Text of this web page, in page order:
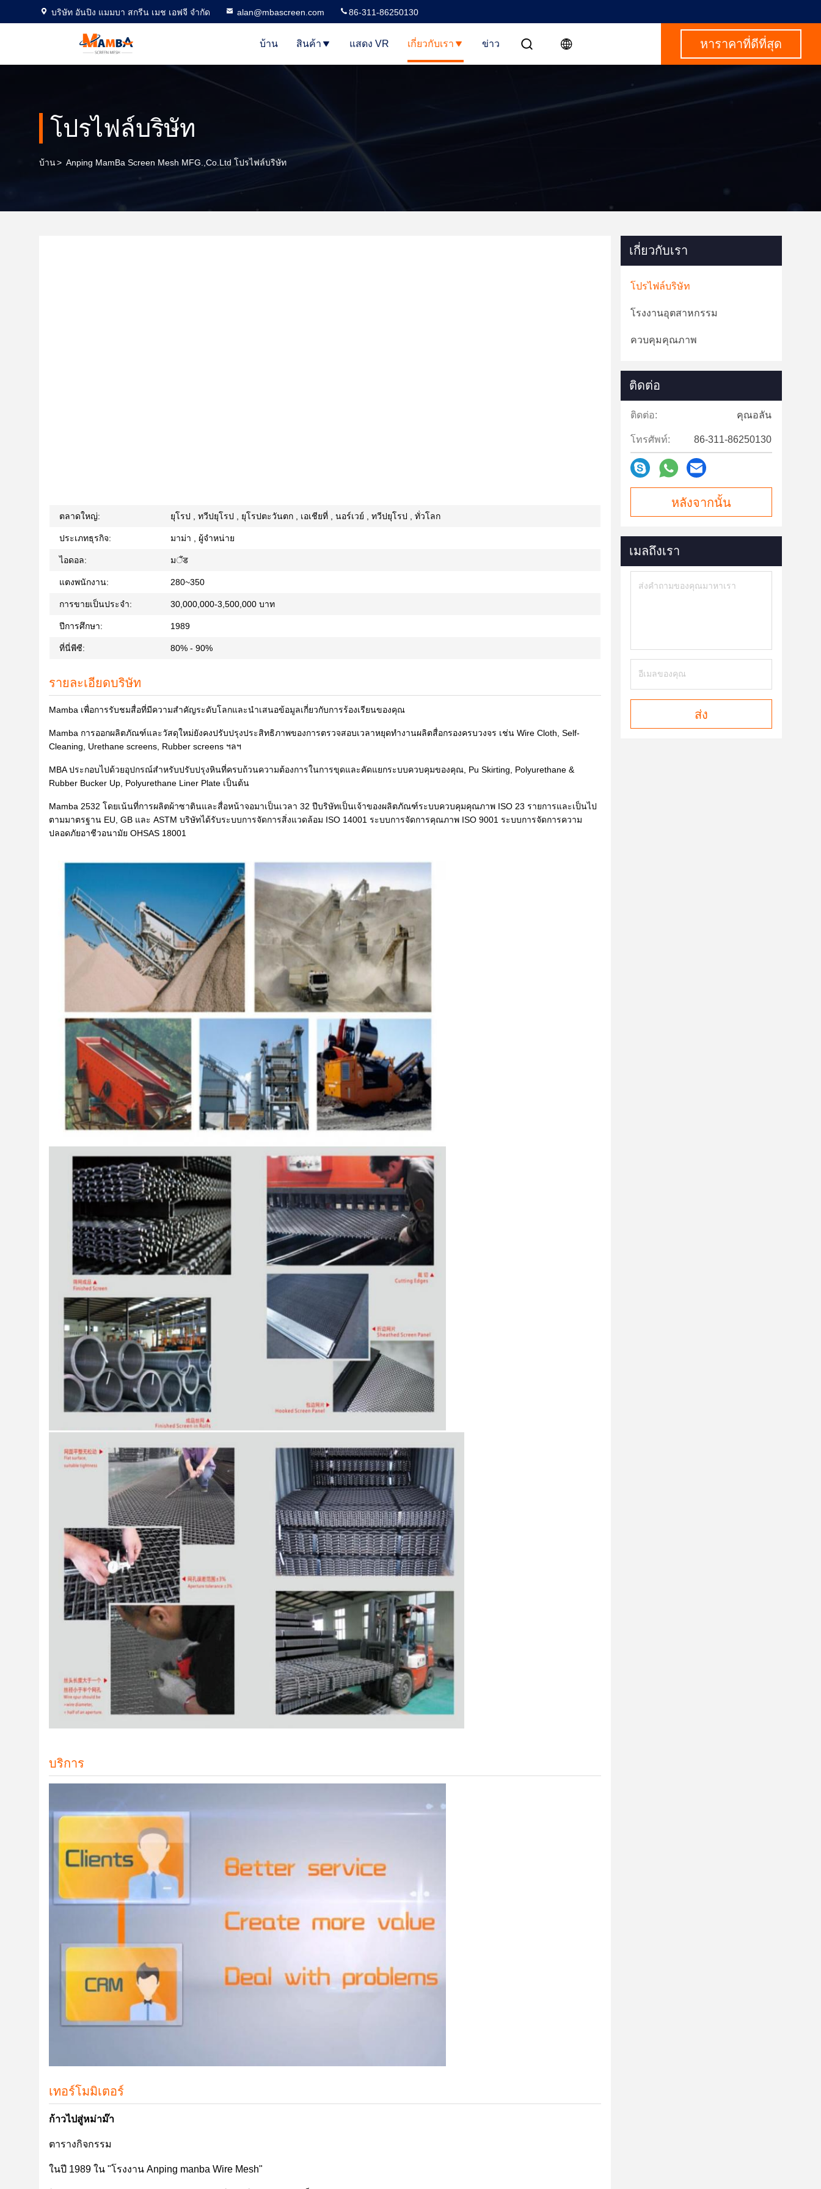
บริษัท อันปิง แมมบา สกรีน เมช เอฟจี จำกัด alan@mbascreen.com 86-311-86250130
บ้าน สินค้า แสดง VR เกี่ยวกับเรา ข่าว หาราคาที่ดีที่สุด
โปรไฟล์บริษัท
บ้าน> Anping MamBa Screen Mesh MFG.,Co.Ltd โปรไฟล์บริษัท
ตลาดใหญ่: ยุโรป , ทวีปยุโรป , ยุโรปตะวันตก , เอเชียที่ , นอร์เวย์ , ทวีปยุโรป , ทั่วโลก
ประเภทธุรกิจ: มาม่า , ผู้จำหน่าย
ไอดอล: มैंड
แตงพนักงาน: 280~350
การขายเป็นประจำ: 30,000,000-3,500,000 บาท
ปีการศึกษา: 1989
ที่นี่พีซี: 80% - 90%
รายละเอียดบริษัท
Mamba เพื่อการรับชมสื่อที่มีความสำคัญระดับโลกและนำเสนอข้อมูลเกี่ยวกับการร้องเรียนของคุณ
Mamba การออกผลิตภัณฑ์และวัสดุใหม่ยังคงปรับปรุงประสิทธิภาพของการตรวจสอบเวลาหยุดทำงานผลิตสื่อกรองครบวงจร เช่น Wire Cloth, Self-
Cleaning, Urethane screens, Rubber screens ฯลฯ
MBA ประกอบไปด้วยอุปกรณ์สำหรับปรับปรุงหินที่ครบถ้วนความต้องการในการขุดและคัดแยกระบบควบคุมของคุณ, Pu Skirting, Polyurethane &
Rubber Bucker Up, Polyurethane Liner Plate เป็นต้น
Mamba 2532 โดยเน้นที่การผลิตผ้าซาตินและสื่อหน้าจอมาเป็นเวลา 32 ปีบริษัทเป็นเจ้าของผลิตภัณฑ์ระบบควบคุมคุณภาพ ISO 23 รายการและเป็นไป
ตามมาตรฐาน EU, GB และ ASTM บริษัทได้รับระบบการจัดการสิ่งแวดล้อม ISO 14001 ระบบการจัดการคุณภาพ ISO 9001 ระบบการจัดการความ
ปลอดภัยอาชีวอนามัย OHSAS 18001
บริการ
เทอร์โมมิเตอร์
ก้าวไปสู่หม่าม๊า
ตารางกิจกรรม
ในปี 1989 ใน "โรงงาน Anping manba Wire Mesh"
เกี่ยวกับเรา
โปรไฟล์บริษัท
โรงงานอุตสาหกรรม
ควบคุมคุณภาพ
ติดต่อ
ติดต่อ: คุณอลัน
โทรศัพท์: 86-311-86250130
หลังจากนั้น
เมลถึงเรา
ส่ง